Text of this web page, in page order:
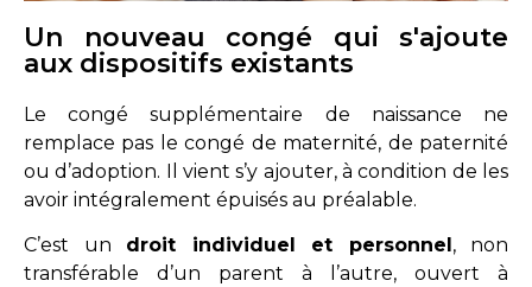
Un nouveau congé qui s'ajoute
aux dispositifs existants
Le congé supplémentaire de naissance ne
remplace pas le congé de maternité, de paternité
ou d’adoption. Il vient s’y ajouter, à condition de les
avoir intégralement épuisés au préalable.
C’est un droit individuel et personnel , non
transférable d’un parent à l’autre, ouvert à